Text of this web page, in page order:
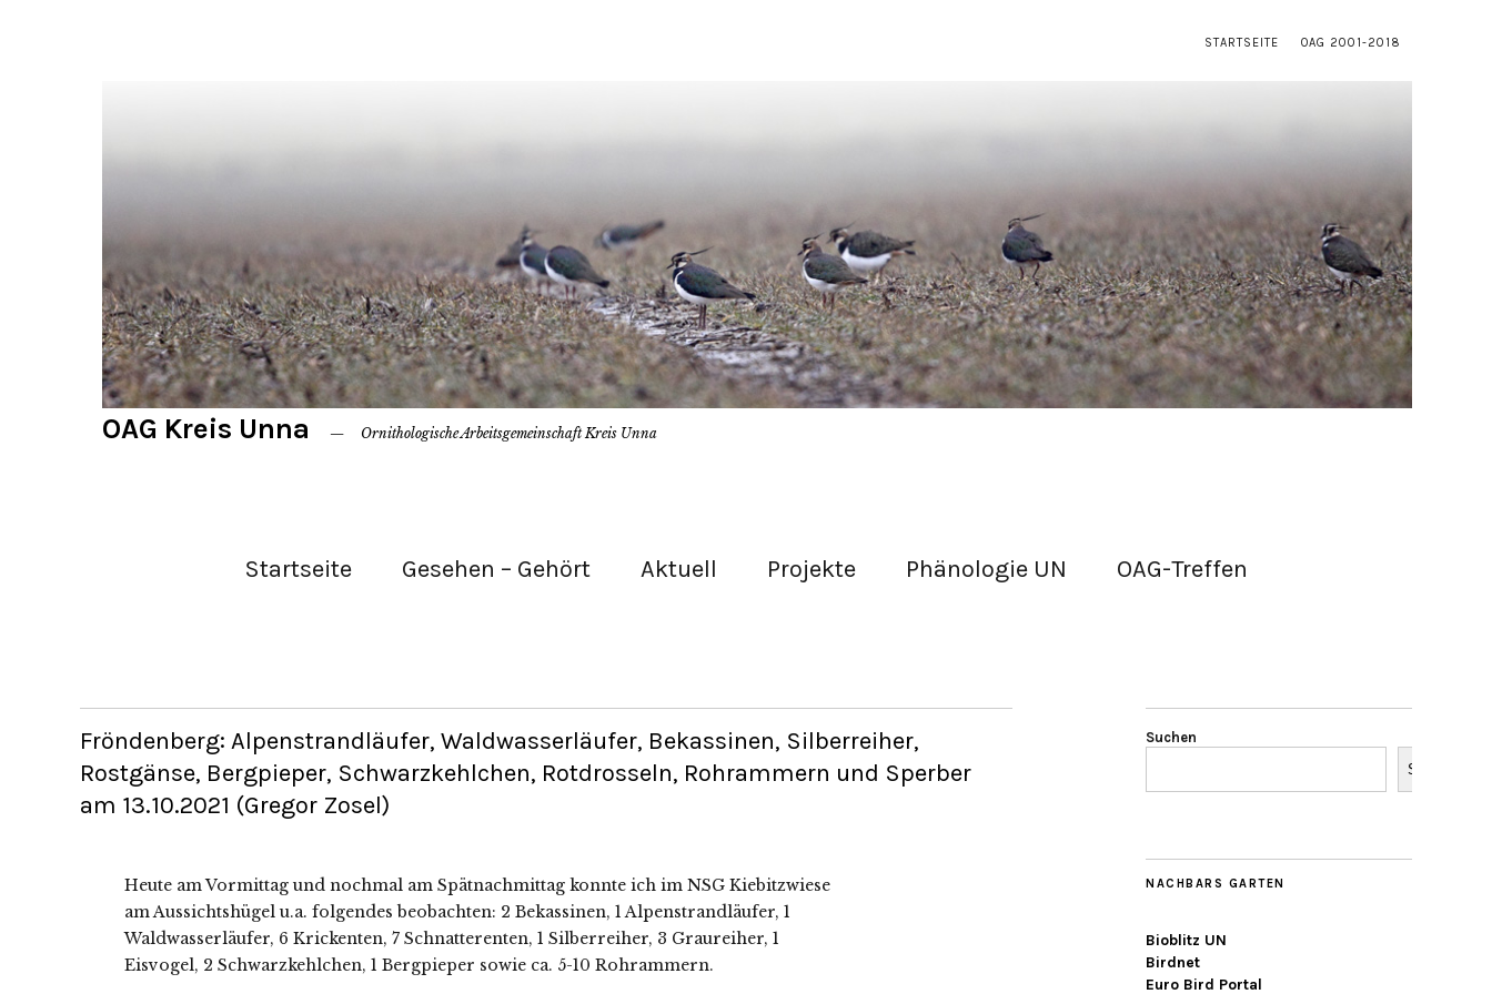
STARTSEITE OAG 2001-2018
OAG Kreis Unna Ornithologische Arbeitsgemeinschaft Kreis Unna
Startseite Gesehen – Gehört Aktuell Projekte Phänologie UN OAG-Treffen
Fröndenberg: Alpenstrandläufer, Waldwasserläufer, Bekassinen, Silberreiher,
Rostgänse, Bergpieper, Schwarzkehlchen, Rotdrosseln, Rohrammern und Sperber
am 13.10.2021 (Gregor Zosel)
Heute am Vormittag und nochmal am Spätnachmittag konnte ich im NSG Kiebitzwiese
am Aussichtshügel u.a. folgendes beobachten: 2 Bekassinen, 1 Alpenstrandläufer, 1
Waldwasserläufer, 6 Krickenten, 7 Schnatterenten, 1 Silberreiher, 3 Graureiher, 1
Eisvogel, 2 Schwarzkehlchen, 1 Bergpieper sowie ca. 5-10 Rohrammern.
Suchen
Suchen
NACHBARS GARTEN
Bioblitz UN
Birdnet
Euro Bird Portal